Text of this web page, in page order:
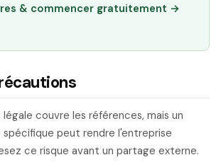
& commencer gratuitement →
couvre les références, mais un
peut rendre l'entreprise
ce risque avant un partage externe.